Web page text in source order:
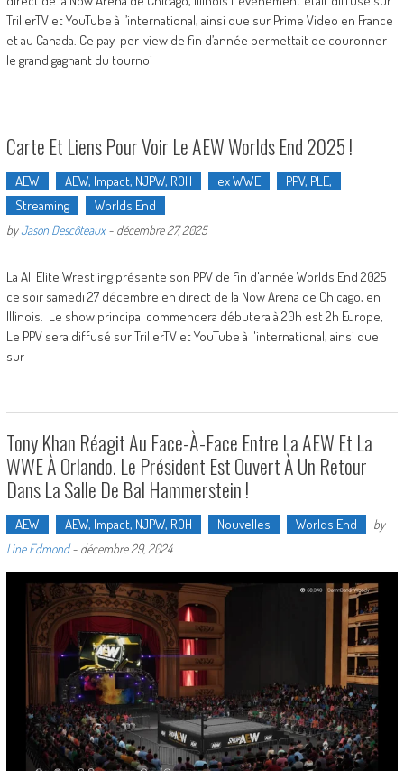
TrillerTV et YouTube à l’international, ainsi que sur Prime Video en France
et au Canada. Ce pay-per-view de fin d’année permettait de couronner
le grand gagnant du tournoi
Carte Et Liens Pour Voir Le AEW Worlds End 2025 !
AEW AEW, Impact, NJPW, ROH ex WWE
PPV, PLE,
Streaming
Worlds End
byJason Descôteaux- décembre 27, 2025
La All Elite Wrestling présente son PPV de fin d'année Worlds End 2025
ce soir samedi 27 décembre en direct de la Now Arena de Chicago, en
Illinois. Le show principal commencera débutera à 20h est 2h Europe,
Le PPV sera diffusé sur TrillerTV et YouTube à l'international, ainsi que
sur
Tony Khan Réagit Au Face-À-Face Entre La AEW Et La
WWE À Orlando. Le Président Est Ouvert À Un Retour
Dans La Salle De Bal Hammerstein !
AEW AEW, Impact, NJPW, ROH Nouvelles Worlds End
by
Line Edmond- décembre 29, 2024